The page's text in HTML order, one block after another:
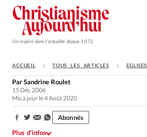
Un repère dans l'actualité depuis 1872
S'ABONNER
Monde
Opinions
ACCUEIL TOUS LES ARTICLES EGLISES
ParSandrine Roulet
15 Déc 2006
Mis à jour le 4 Août 2020
Partager:
Abonnés
Plus d’infos